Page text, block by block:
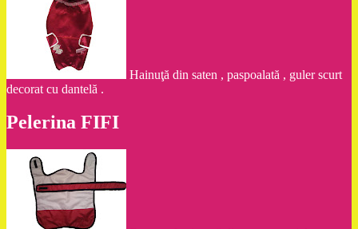
Hainuţă din saten , paspoalată , guler scurt
decorat cu dantelă .
Pelerina FIFI